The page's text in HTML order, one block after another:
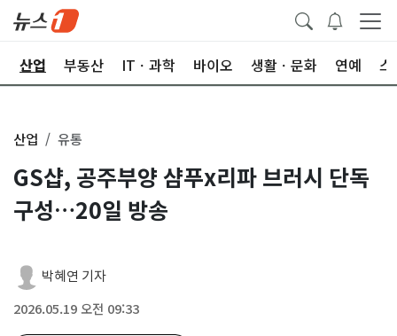
산업 부동산 ITㆍ과학 바이오 생활ㆍ문화 연예 스
산업 유통
GS샵, 공주부양 샴푸x리파 브러시 단독
구성…20일 방송
박혜연 기자
2026.05.19 오전 09:33